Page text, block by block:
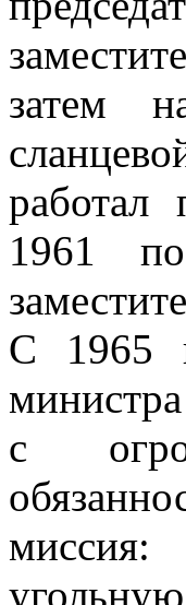
затем
работал
1961
С 1965
с
миссия: